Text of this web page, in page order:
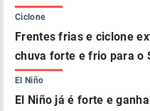
Ciclone
Frentes frias e ciclone
chuva forte e frio para o
El Niño
El Niño já é forte e